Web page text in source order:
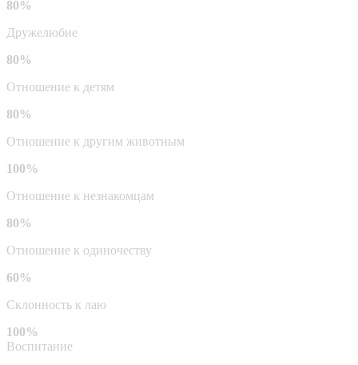
80%
Дружелюбие
80%
Отношение к детям
80%
Отношение к другим животным
100%
Отношение к незнакомцам
80%
Отношение к одиночеству
60%
Склонность к лаю
100%
Воспитание